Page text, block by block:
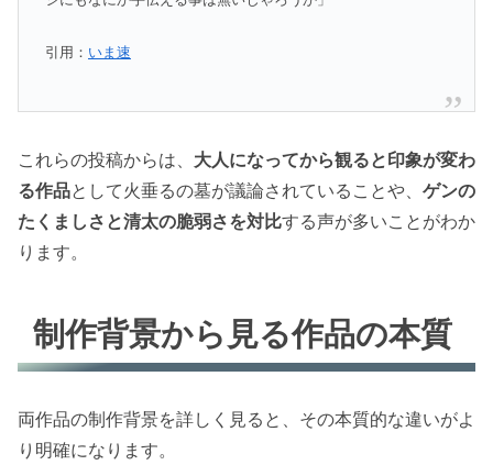
引用： いま速
これらの投稿からは、 大人になってから観ると印象が変わ
る作品として火垂るの墓が議論されていることや、 ゲンの
たくましさと清太の脆弱さを対比する声が多いことがわか
ります。
制作背景から見る作品の本質
両作品の制作背景を詳しく見ると、その本質的な違いがよ
り明確になります。